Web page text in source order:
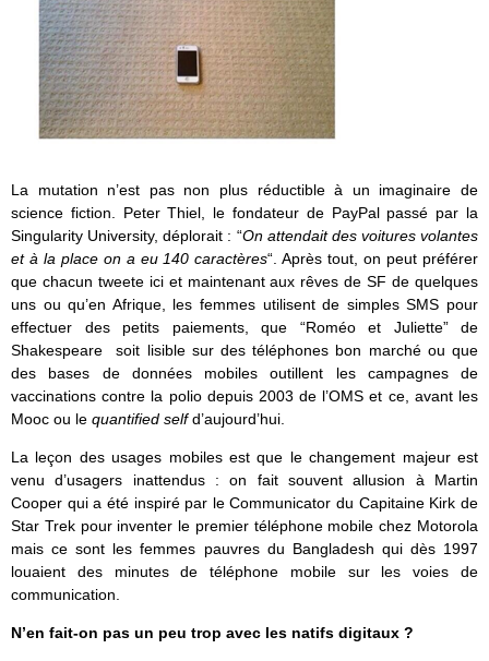
La mutation n’est pas non plus réductible à un imaginaire de
science fiction. Peter Thiel, le fondateur de PayPal passé par la
Singularity University, déplorait : “On attendait des voitures volantes
et à la place on a eu 140 caractères“. Après tout, on peut préférer
que chacun tweete ici et maintenant aux rêves de SF de quelques
uns ou qu’en Afrique, les femmes utilisent de simples SMS pour
effectuer des petits paiements, que “Roméo et Juliette” de
Shakespeare soit lisible sur des téléphones bon marché ou que
des bases de données mobiles outillent les campagnes de
vaccinations contre la polio depuis 2003 de l’OMS et ce, avant les
Mooc ou le quantified selfd’aujourd’hui.
La leçon des usages mobiles est que le changement majeur est
venu d’usagers inattendus : on fait souvent allusion à Martin
Cooper qui a été inspiré par le Communicator du Capitaine Kirk de
Star Trek pour inventer le premier téléphone mobile chez Motorola
mais ce sont les femmes pauvres du Bangladesh qui dès 1997
louaient des minutes de téléphone mobile sur les voies de
communication.
N’en fait-on pas un peu trop avec les natifs digitaux ?